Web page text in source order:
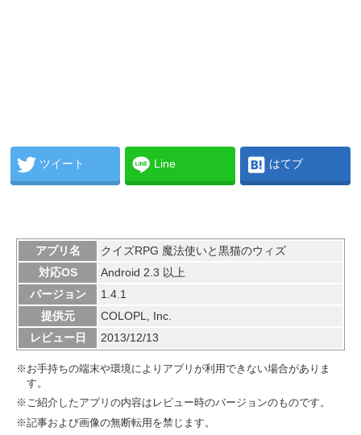
ツイート Line はてブ
アプリ名
クイズRPG 魔法使いと黒猫のウィズ
対応OS
Android 2.3 以上
バージョン
1.4.1
提供元
COLOPL, Inc.
レビュー日
2013/12/13
※お手持ちの端末や環境によりアプリが利用できない場合がありま
す。
※ご紹介したアプリの内容はレビュー時のバージョンのものです。
※記事および画像の無断転用を禁じます。